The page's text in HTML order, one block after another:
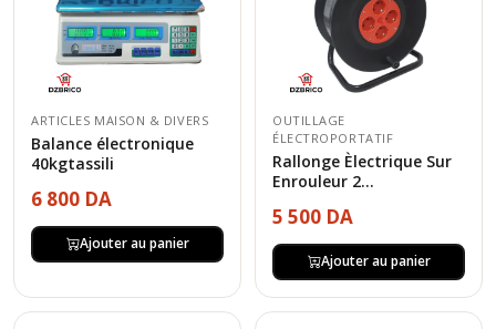
ARTICLES MAISON & DIVERS
Balance électronique
40kgtassili
6 800 DA
Ajouter au panier
OUTILLAGE
ÉLECTROPORTATIF
Rallonge Èlectrique Sur
Enrouleur 2...
5 500 DA
Ajouter au panier